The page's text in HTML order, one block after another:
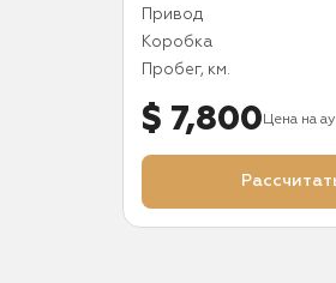
Привод
Коробка
Пробег, км.
$ 7,800 Цена на